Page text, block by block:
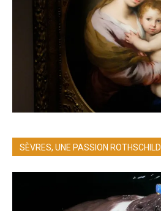
SÈVRES, UNE PASSION ROTHSCHILD